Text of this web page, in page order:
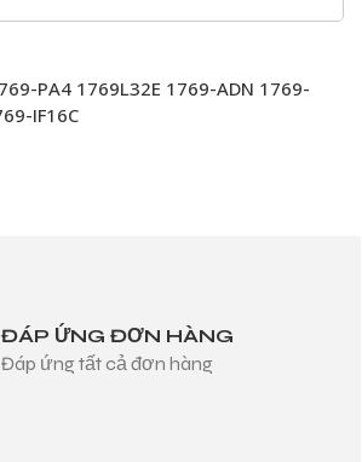
PA4 1769L32E 1769-ADN 1769-
IF16C
ĐÁP ỨNG ĐƠN HÀNG
Đáp ứng tất cả đơn hàng